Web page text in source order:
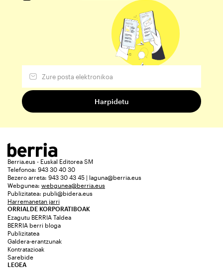
Berria.eus - Euskal Editorea SM
Telefonoa: 943 30 40 30
Bezero arreta: 943 30 43 45 | laguna@berria.eus
Webgunea: webgunea@berria.eus
Publizitatea: publi@bidera.eus
Harremanetan jarri
ORRIALDE KORPORATIBOAK
Ezagutu BERRIA Taldea
BERRIA berri bloga
Publizitatea
Galdera-erantzunak
Kontratazioak
Sarebide
LEGEA